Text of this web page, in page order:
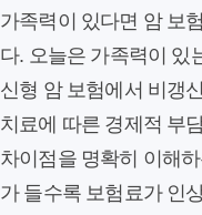
가족력이 있다면 암 보
다. 오늘은 가족력이 있
신형 암 보험에서 비갱
치료에 따른 경제적 부
차이점을 명확히 이해
가 들수록 보험료가 인